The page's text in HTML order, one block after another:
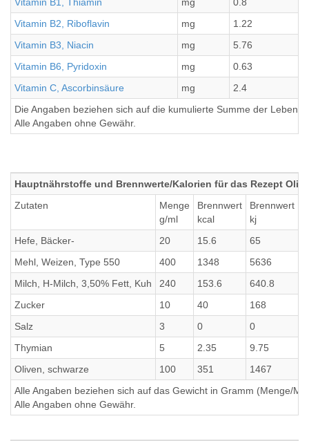
Vitamin B2, Riboflavin
mg
1.22
Vitamin B3, Niacin
mg
5.76
Vitamin B6, Pyridoxin
mg
0.63
Vitamin C, Ascorbinsäure
mg
2.4
Die Angaben beziehen sich auf die kumulierte Summe der
Alle Angaben ohne Gewähr.
Hauptnährstoffe und Brennwerte/Kalorien für das Rezept
Zutaten
Menge
g/ml
Brennwert
kcal
Brennwert
kj
Hefe, Bäcker-
20 15.6 65
Mehl, Weizen, Type 550
400 1348 5636
Milch, H-Milch, 3,50% Fett, Kuh
240 153.6 640.8
Zucker
10 40 168
Salz
3 0 0
Thymian
5 2.35 9.75
Oliven, schwarze
100 351 1467
Alle Angaben beziehen sich auf das Gewicht in Gramm (Menge/
Alle Angaben ohne Gewähr.